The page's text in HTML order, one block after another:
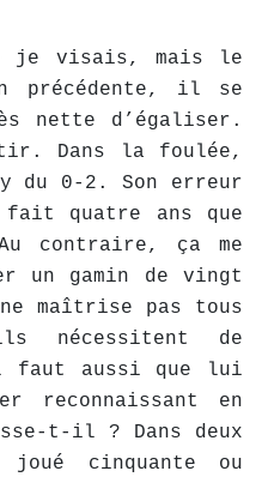
je visais, mais le
précédente, il se
nette d’égaliser.
Dans la foulée,
du 0-2. Son erreur
fait quatre ans que
contraire, ça me
un gamin de vingt
maîtrise pas tous
nécessitent de
faut aussi que lui
reconnaissant en
t-il ? Dans deux
cinquante ou